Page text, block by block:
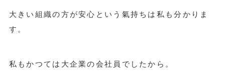
大きい組織の方が安心という氣持ちは私も分かりま
す。
私もかつては大企業の会社員でしたから。